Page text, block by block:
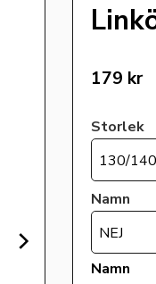
179 kr
Storlek
130/140
Namn
NEJ
Namn